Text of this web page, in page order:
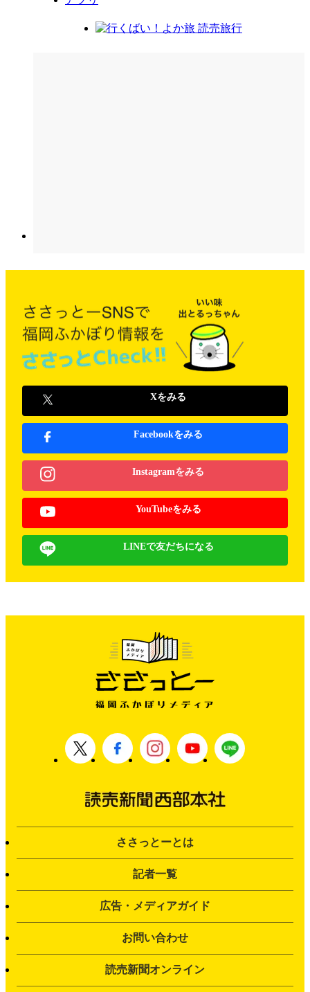
Xをみる
Facebookをみる
Instagramをみる
YouTubeをみる
LINEで友だちになる
ささっとーとは
記者一覧
広告・メディアガイド
お問い合わせ
読売新聞オンライン